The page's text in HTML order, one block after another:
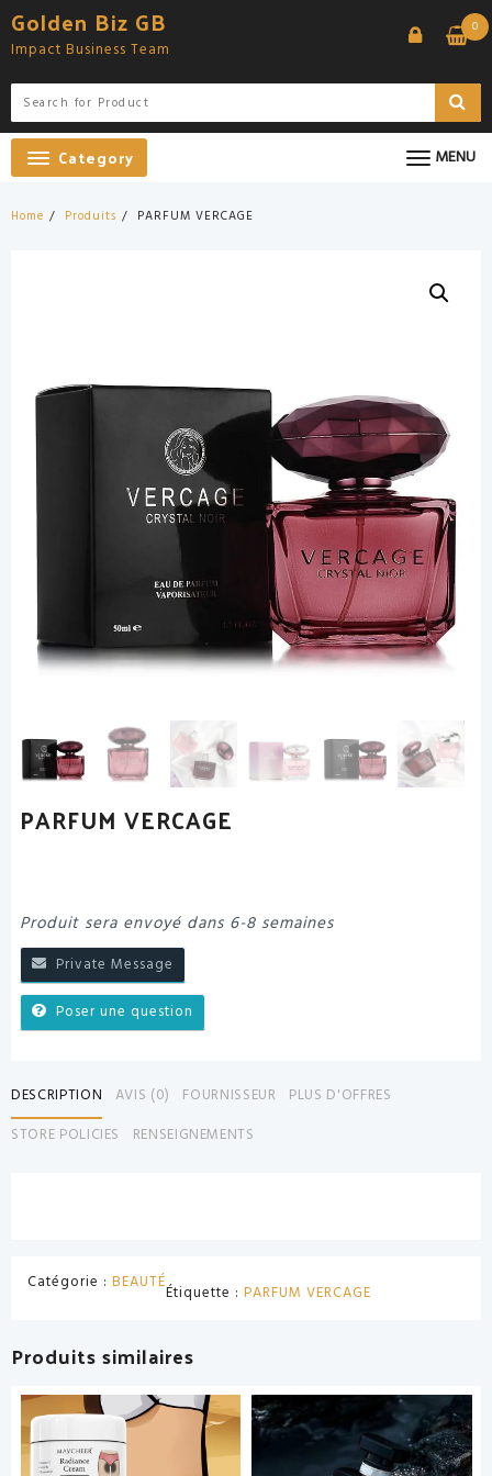
Skip
to
content
Golden Biz GB
Impact Business Team
0
Category MENU
Home Produits PARFUM VERCAGE
PARFUM VERCAGE
Produit sera envoyé dans 6-8 semaines
Private Message
Poser une question
DESCRIPTION AVIS (0) FOURNISSEUR
PLUS D'OFFRES
STORE POLICIES
RENSEIGNEMENTS
Catégorie : BEAUTÉÉtiquette : PARFUM VERCAGE
Produits similaires